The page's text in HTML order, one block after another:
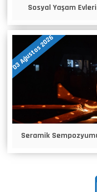
Sosyal Yaşam
03 Ağustos 2026
Seramik